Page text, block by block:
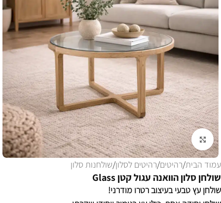
לחצו להגדלה
עמוד הבית/רהיטים/רהיטים לסלון/שולחנות סלון
שולחן סלון הוואנה עגול קטן Glass
שולחן עץ טבעי בעיצוב רטרו מודרני!